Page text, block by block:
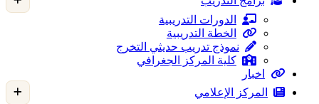
الدورات التدريبية
الخطة التدريبية
نموذج تدريب حديثي التخرج
كلية المركز الجغرافي
اخبار
المركز الإعلامي